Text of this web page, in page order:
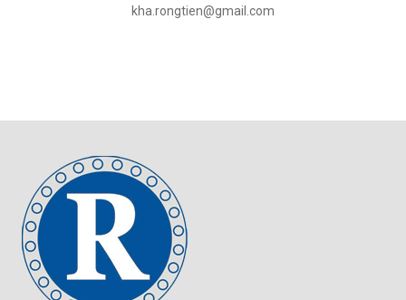
kha.rongtien@gmail.com